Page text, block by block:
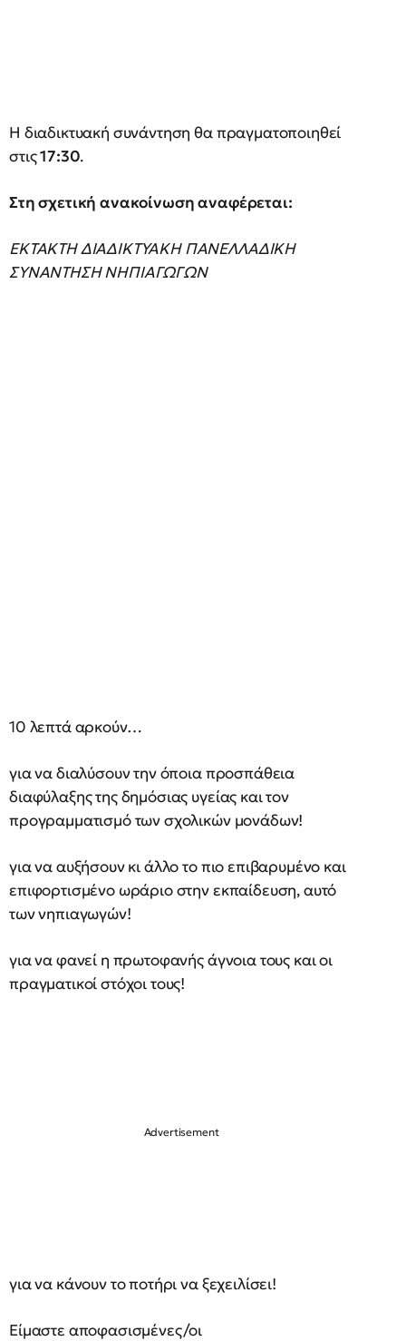
Η διαδικτυακή συνάντηση θα πραγματοποιηθεί
στις17:30.
Στη σχετική ανακοίνωση αναφέρεται:
ΕΚΤΑΚΤΗ ΔΙΑΔΙΚΤΥΑΚΗ ΠΑΝΕΛΛΑΔΙΚΗ
ΣΥΝΑΝΤΗΣΗ ΝΗΠΙΑΓΩΓΩΝ
10 λεπτά αρκούν…
για να διαλύσουν την όποια προσπάθεια
διαφύλαξης της δημόσιας υγείας και τον
προγραμματισμό των σχολικών μονάδων!
για να αυξήσουν κι άλλο το πιο επιβαρυμένο και
επιφορτισμένο ωράριο στην εκπαίδευση, αυτό
των νηπιαγωγών!
για να φανεί η πρωτοφανής άγνοια τους και οι
πραγματικοί στόχοι τους!
για να κάνουν το ποτήρι να ξεχειλίσει!
Είμαστε αποφασισμένες/οι